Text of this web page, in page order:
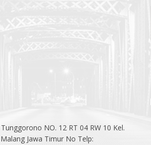
NO. 12 RT 04 RW 10 Kel.
Jawa Timur No Telp: